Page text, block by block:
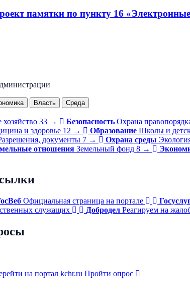
памятки по пункту 16 «Электронные
Власть Среда
33 → Безопасность Охрана
и здоровье 12 → Образование Школы и
документы 7 → Охрана среды
отношения Земельный фонд 8 →
Официальная страница на портале
служащих
Добродел Реагируем на
на портал kchr.ru Пройти опрос